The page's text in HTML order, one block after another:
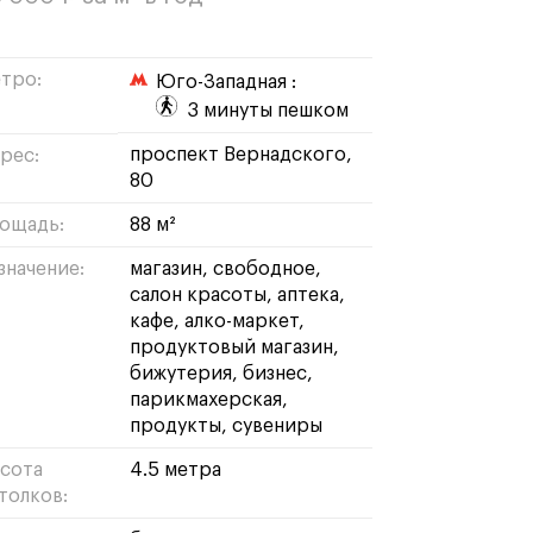
Юго-Западная :
3 минуты пешком
проспект Вернадского,
80
88 м²
магазин свободное
салон красоты аптека
кафе алко-маркет
продуктовый магазин
бижутерия бизнес
парикмахерская
продукты сувениры
4.5 метра